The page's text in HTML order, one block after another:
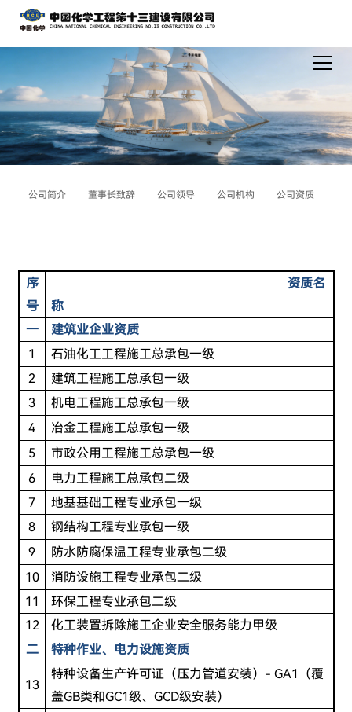
公司简介 董事长致辞 公司领导 公司机构 公司资质
序
号
资质名
称
一
建筑业企业资质
1
石油化工工程施工总承包一级
2
建筑工程施工总承包一级
3
机电工程施工总承包一级
4
冶金工程施工总承包一级
5
市政公用工程施工总承包一级
6
电力工程施工总承包二级
7
地基基础工程专业承包一级
8
钢结构工程专业承包一级
9
防水防腐保温工程专业承包二级
10
消防设施工程专业承包二级
11
环保工程专业承包二级
12
化工装置拆除施工企业安全服务能力甲级
二
特种作业、电力设施资质
13
特种设备生产许可证（压力管道安装）- GA1（覆
盖GB类和GC1级、GCD级安装）